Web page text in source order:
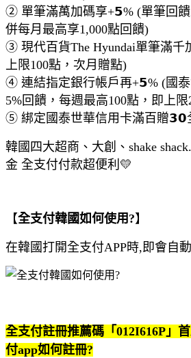
② 單筆滿萬加碼享+𝟱% (單筆回
併每月最高享1,000點回饋)
③ 現代百貨The Hyundai單筆滿
上限100點，次月贈點)
④ 連結指定銀行帳戶再+𝟱% (國
5%回饋，每週最高100點，即上
⑤ 綁定國泰世華信用卡滿百贈𝟯𝟬
韓國四大超商、大創、shake
金 全支付付款超便利💛
【全支付韓國如何使用?】
在韓國打開全支付APP時,即會自
全支付註冊推薦碼「012I616P」
付app如何註冊?